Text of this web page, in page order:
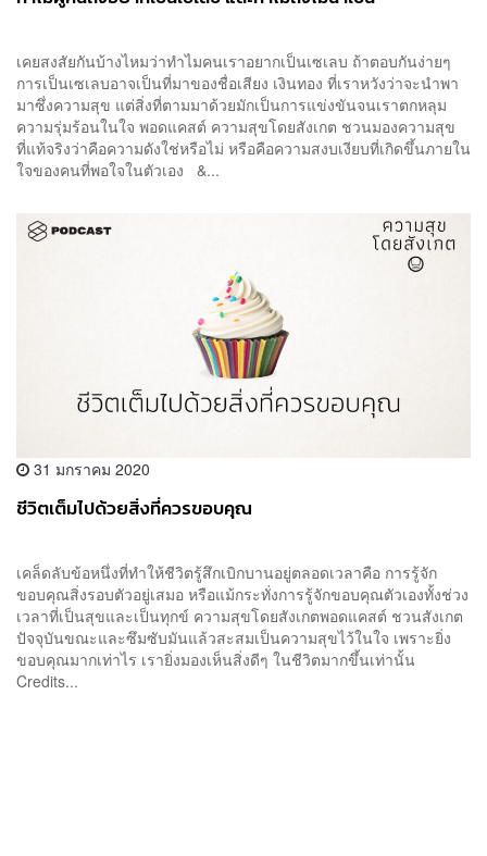
เคยสงสัยกันบ้างไหมว่าทำไมคนเราอยากเป็นเซเลบ ถ้าตอบกันง่ายๆ
การเป็นเซเลบอาจเป็นที่มาของชื่อเสียง เงินทอง ที่เราหวังว่าจะนำพา
มาซึ่งความสุข แต่สิ่งที่ตามมาด้วยมักเป็นการแข่งขันจนเราตกหลุม
ความรุ่มร้อนในใจ พอดแคสต์ ความสุขโดยสังเกต ชวนมองความสุข
ที่แท้จริงว่าคือความดังใช่หรือไม่ หรือคือความสงบเงียบที่เกิดขึ้นภายใน
ใจของคนที่พอใจในตัวเอง &...
31 มกราคม 2020
ชีวิตเต็มไปด้วยสิ่งที่ควรขอบคุณ
เคล็ดลับข้อหนึ่งที่ทำให้ชีวิตรู้สึกเบิกบานอยู่ตลอดเวลาคือ การรู้จัก
ขอบคุณสิ่งรอบตัวอยู่เสมอ หรือแม้กระทั่งการรู้จักขอบคุณตัวเองทั้งช่วง
เวลาที่เป็นสุขและเป็นทุกข์ ความสุขโดยสังเกตพอดแคสต์ ชวนสังเกต
ปัจจุบันขณะและซึมซับมันแล้วสะสมเป็นความสุขไว้ในใจ เพราะยิ่ง
ขอบคุณมากเท่าไร เรายิ่งมองเห็นสิ่งดีๆ ในชีวิตมากขึ้นเท่านั้น
Credits...